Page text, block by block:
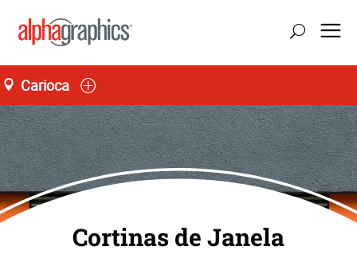
Carioca
Cortinas de Janela